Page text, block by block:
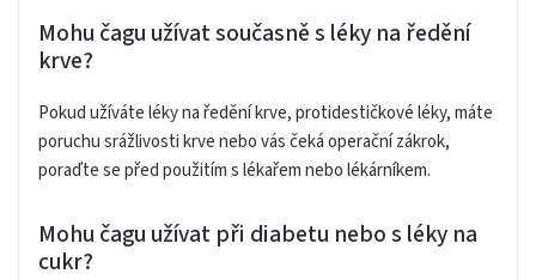
Mohu čagu užívat současně s léky na ředění
krve?
Pokud užíváte léky na ředění krve, protidestičkové léky, máte
poruchu srážlivosti krve nebo vás čeká operační zákrok,
poraďte se před použitím s lékařem nebo lékárníkem.
Mohu čagu užívat při diabetu nebo s léky na
cukr?